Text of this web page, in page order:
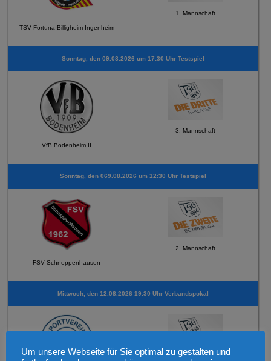
TSV Fortuna Billigheim-Ingenheim
1. Mannschaft
Sonntag, den 09.08.2026 um 17:30 Uhr Testspiel
VfB Bodenheim II
3. Mannschaft
Sonntag, den 069.08.2026 um 12:30 Uhr Testspiel
FSV Schneppenhausen
2. Mannschaft
Mittwoch, den 12.08.2026 19:30 Uhr Verbandspokal
Um unsere Webseite für Sie optimal zu gestalten und